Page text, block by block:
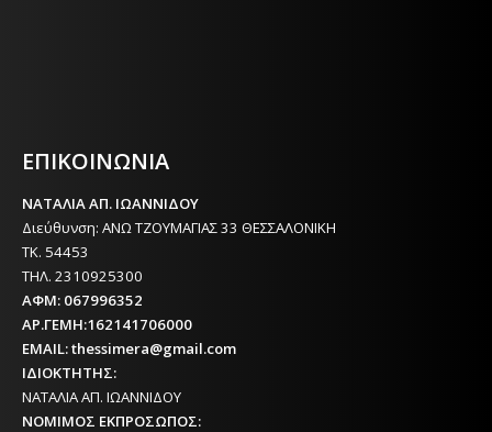
ΕΠΙΚΟΙΝΩΝΙΑ
ΝΑΤΑΛΙΑ ΑΠ. ΙΩΑΝΝΙΔΟΥ
Διεύθυνση: ΑΝΩ ΤΖΟΥΜΑΓΙΑΣ 33 ΘΕΣΣΑΛΟΝΙΚΗ
ΤΚ. 54453
ΤΗΛ. 2310925300
ΑΦΜ: 067996352
ΑΡ.ΓΕΜΗ:162141706000
EMAIL: thessimera@gmail.com
ΙΔΙΟΚΤΗΤΗΣ:
ΝΑΤΑΛΙΑ ΑΠ. ΙΩΑΝΝΙΔΟΥ
ΝΟΜΙΜΟΣ ΕΚΠΡΟΣΩΠΟΣ: